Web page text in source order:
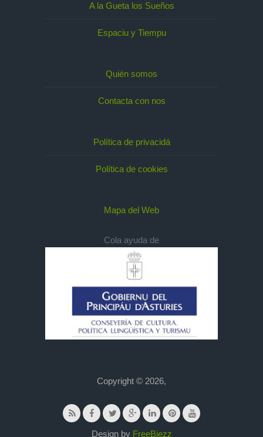
A la Gueta los Sueños
Espaciu y Tiempu
Quién somos
Contacta con nos
Política de privacidá
Política de cookies
Mapa del Web
Cola ayuda de
Copyright © 2026,
Design by FreeBiezz